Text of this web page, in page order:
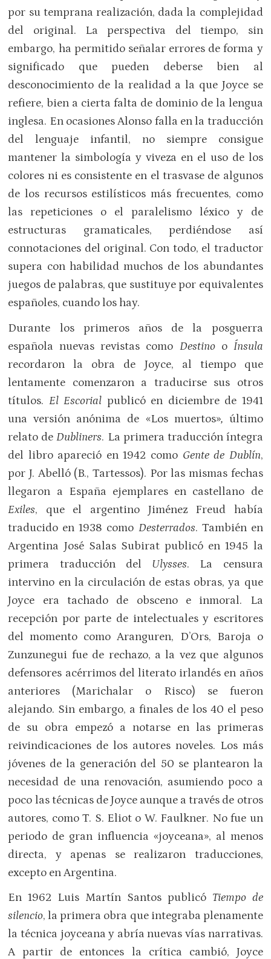
por su temprana realización, dada la complejidad
del original. La perspectiva del tiempo, sin
embargo, ha permitido señalar errores de forma y
significado que pueden deberse bien al
desconocimiento de la realidad a la que Joyce se
refiere, bien a cierta falta de dominio de la lengua
inglesa. En ocasiones Alonso falla en la traducción
del lenguaje infantil, no siempre consigue
mantener la simbología y viveza en el uso de los
colores ni es consistente en el trasvase de algunos
de los recursos estilísticos más frecuentes, como
las repeticiones o el paralelismo léxico y de
estructuras gramaticales, perdiéndose así
connotaciones del original. Con todo, el traductor
supera con habilidad muchos de los abundantes
juegos de palabras, que sustituye por equivalentes
españoles, cuando los hay.
Durante los primeros años de la posguerra
española nuevas revistas como Destinoo Ínsula
recordaron la obra de Joyce, al tiempo que
lentamente comenzaron a traducirse sus otros
títulos. El Escorial publicó en diciembre de 1941
una versión anónima de «Los muertos», último
relato deDubliners. La primera traducción íntegra
del libro apareció en 1942 como Gente de Dublín,
por J. Abelló (B., Tartessos). Por las mismas fechas
llegaron a España ejemplares en castellano de
Exiles, que el argentino Jiménez Freud había
traducido en 1938 como Desterrados. También en
Argentina José Salas Subirat publicó en 1945 la
primera traducción del Ulysses. La censura
intervino en la circulación de estas obras, ya que
Joyce era tachado de obsceno e inmoral. La
recepción por parte de intelectuales y escritores
del momento como Aranguren, D’Ors, Baroja o
Zunzunegui fue de rechazo, a la vez que algunos
defensores acérrimos del literato irlandés en años
anteriores (Marichalar o Risco) se fueron
alejando. Sin embargo, a finales de los 40 el peso
de su obra empezó a notarse en las primeras
reivindicaciones de los autores noveles. Los más
jóvenes de la generación del 50 se plantearon la
necesidad de una renovación, asumiendo poco a
poco las técnicas de Joyce aunque a través de otros
autores, como T. S. Eliot o W. Faulkner. No fue un
periodo de gran influencia «joyceana», al menos
directa, y apenas se realizaron traducciones,
excepto en Argentina.
En 1962 Luis Martín Santos publicó Tiempo de
silencio, la primera obra que integraba plenamente
la técnica joyceana y abría nuevas vías narrativas.
A partir de entonces la crítica cambió, Joyce